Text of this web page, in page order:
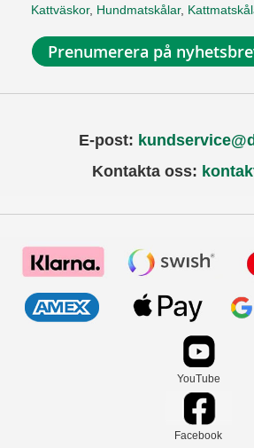
Kattväskor, Hundmatskålar,
Prenumerera på
E-post:
Kontakta oss:
YouTube
Facebook